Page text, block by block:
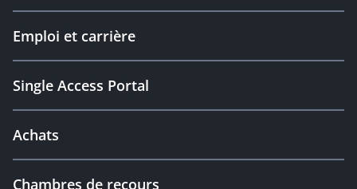
Emploi et carrière
Single Access Portal
Achats
Chambres de recours